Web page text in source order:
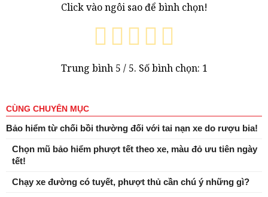
Click vào ngôi sao để bình chọn!
Trung bình 5 / 5. Số bình chọn: 1
CÙNG CHUYÊN MỤC
Bảo hiểm từ chối bồi thường đối với tai nạn xe do rượu bia!
Chọn mũ bảo hiểm phượt tết theo xe, màu đỏ ưu tiên ngày
tết!
Chạy xe đường có tuyết, phượt thủ cần chú ý những gì?